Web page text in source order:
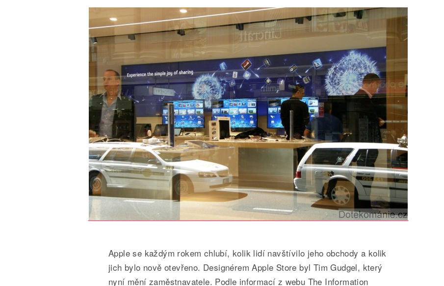
Apple se každým rokem chlubí, kolik lidí navštívilo jeho obchody a kolik
jich bylo nově otevřeno. Designérem Apple Store byl Tim Gudgel, který
nyní mění zaměstnavatele. Podle informací z webu The Information